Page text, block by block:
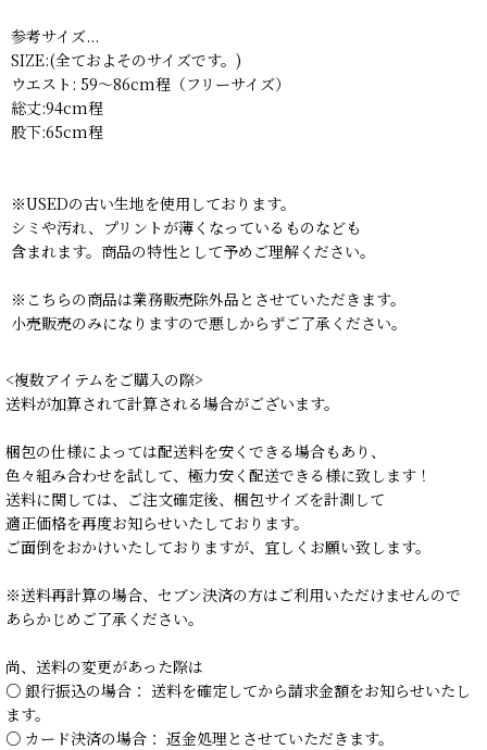
参考サイズ...
SIZE:(全ておよそのサイズです。)
ウエスト: 59〜86cm程（フリーサイズ）
総丈:94cm程
股下:65cm程
※USEDの古い生地を使用しております。
シミや汚れ、プリントが薄くなっているものなども
含まれます。商品の特性として予めご理解ください。
※こちらの商品は業務販売除外品とさせていただきます。
小売販売のみになりますので悪しからずご了承ください。
<複数アイテムをご購入の際>
送料が加算されて計算される場合がございます。
梱包の仕様によっては配送料を安くできる場合もあり、
色々組み合わせを試して、極力安く配送できる様に致します！
送料に関しては、ご注文確定後、梱包サイズを計測して
適正価格を再度お知らせいたしております。
ご面倒をおかけいたしておりますが、宜しくお願い致します。
※送料再計算の場合、セブン決済の方はご利用いただけませんので
あらかじめご了承ください。
尚、送料の変更があった際は
○ 銀行振込の場合： 送料を確定してから請求金額をお知らせいたし
ます。
○ カード決済の場合： 返金処理とさせていただきます。